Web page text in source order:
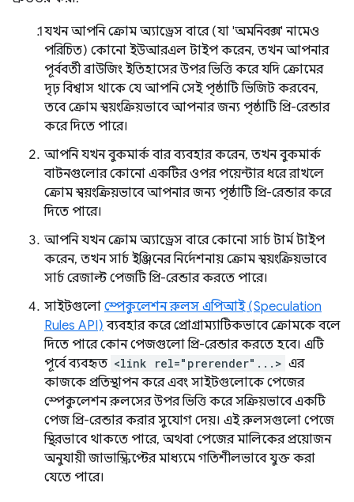
যখন আপনি ক্রোম অ্যাড্রেস বারে (যা 'অমনিবক্স' নামেও
পরিচিত) কোনো ইউআরএল টাইপ করেন, তখন আপনার
পূর্ববর্তী ব্রাউজিং ইতিহাসের উপর ভিত্তি করে যদি ক্রোমের
দৃঢ় বিশ্বাস থাকে যে আপনি সেই পৃষ্ঠাটি ভিজিট করবেন,
তবে ক্রোম স্বয়ংক্রিয়ভাবে আপনার জন্য পৃষ্ঠাটি প্রি-রেন্ডার
করে দিতে পারে।
আপনি যখন বুকমার্ক বার ব্যবহার করেন, তখন বুকমার্ক
বাটনগুলোর কোনো একটির ওপর পয়েন্টার ধরে রাখলে
ক্রোম স্বয়ংক্রিয়ভাবে আপনার জন্য পৃষ্ঠাটি প্রি-রেন্ডার করে
দিতে পারে।
আপনি যখন ক্রোম অ্যাড্রেস বারে কোনো সার্চ টার্ম টাইপ
করেন, তখন সার্চ ইঞ্জিনের নির্দেশনায় ক্রোম স্বয়ংক্রিয়ভাবে
সার্চ রেজাল্ট পেজটি প্রি-রেন্ডার করতে পারে।
সাইটগুলো স্পেকুলেশন রুলস এপিআই (Speculation
Rules API) ব্যবহার করে প্রোগ্রাম্যাটিকভাবে ক্রোমকে বলে
দিতে পারে কোন পেজগুলো প্রি-রেন্ডার করতে হবে। এটি
পূর্বে ব্যবহৃত <link rel="prerender"...> এর
কাজকে প্রতিস্থাপন করে এবং সাইটগুলোকে পেজের
স্পেকুলেশন রুলসের উপর ভিত্তি করে সক্রিয়ভাবে একটি
পেজ প্রি-রেন্ডার করার সুযোগ দেয়। এই রুলসগুলো পেজে
স্থিরভাবে থাকতে পারে, অথবা পেজের মালিকের প্রয়োজন
অনুযায়ী জাভাস্ক্রিপ্টের মাধ্যমে গতিশীলভাবে যুক্ত করা
যেতে পারে।